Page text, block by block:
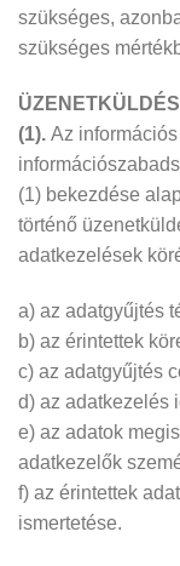
szükséges,
szükséges
(1). Az
(1) bekezdése
történő
adatkezelések
a) az adatgyűjtés
b) az érintettek
c) az adatgyűjtés
d) az adatkezelés
e) az adatok
adatkezelők
f) az érintettek
ismertetése.